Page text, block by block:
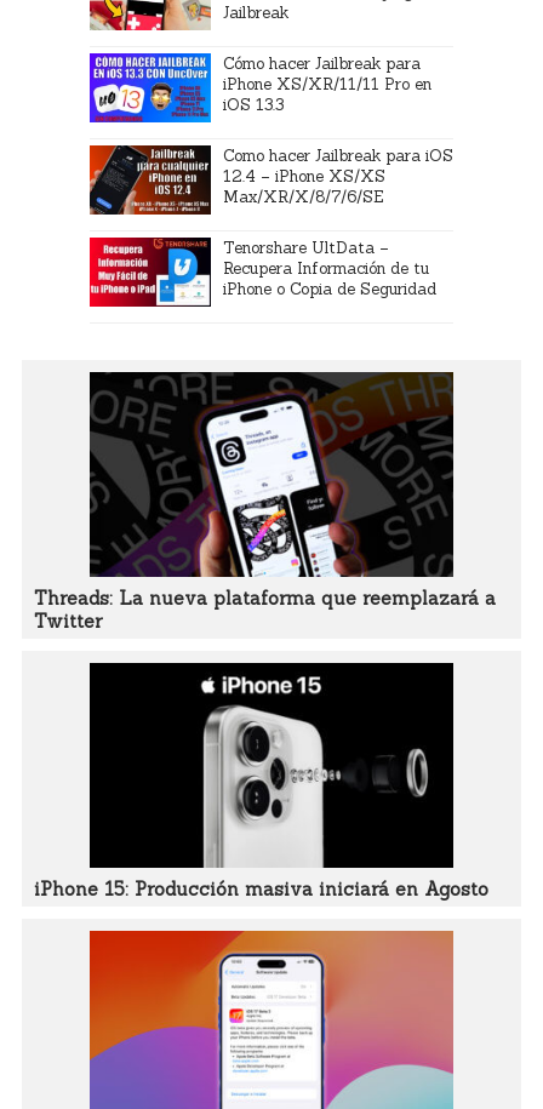
Jailbreak
Cómo hacer Jailbreak para
iPhone XS/XR/11/11 Pro en
iOS 13.3
Como hacer Jailbreak para iOS
12.4 – iPhone XS/XS
Max/XR/X/8/7/6/SE
Tenorshare UltData –
Recupera Información de tu
iPhone o Copia de Seguridad
Threads: La nueva plataforma que reemplazará a
Twitter
iPhone 15: Producción masiva iniciará en Agosto